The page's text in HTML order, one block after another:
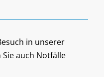
in unserer
auch Notfälle